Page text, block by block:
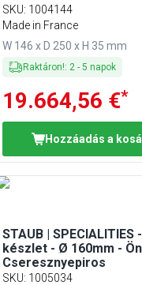
SKU: 1004144
Made in France
W 146 x D 250 x H 35 mm
Raktáron!: 2- 5 napok
19.664,56 €*
Hozzáadás a
STAUB | SPECIALITIES
készlet - Ø 160mm -
Cseresznyepiros
SKU: 1005034